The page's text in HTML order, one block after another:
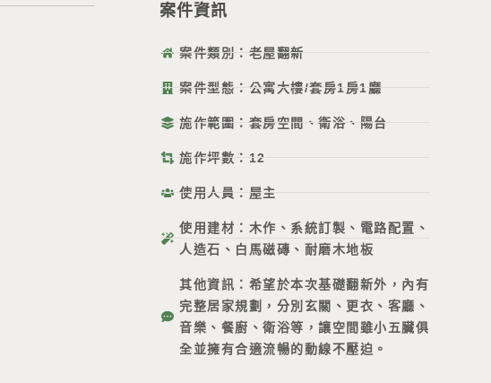
案件資訊
案件類別：老屋翻新
案件型態：公寓大樓/套房1房1廳
施作範圍：套房空間、衛浴、陽台
施作坪數：12
使用人員：屋主
使用建材：木作、系統訂製、電路配置、
人造石、白馬磁磚、耐磨木地板
其他資訊：希望於本次基礎翻新外，內有
完整居家規劃，分別玄關、更衣、客廳、
音樂、餐廚、衛浴等，讓空間雖小五臟俱
全並擁有合適流暢的動線不壓迫。